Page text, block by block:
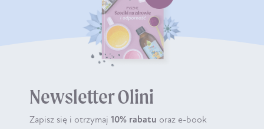
Newsletter Olini
Zapisz się i otrzymaj 10% rabatu oraz e-book